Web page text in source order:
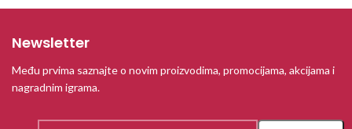
Newsletter
Među prvima saznajte o novim proizvodima, promocijama, akcijama i
nagradnim igrama.